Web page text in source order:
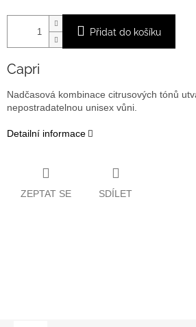
Přidat do košíku
Capri
Nadčasová kombinace citrusových tónů
nepostradatelnou unisex vůni.
Detailní informace
ZEPTAT SE SDÍLET